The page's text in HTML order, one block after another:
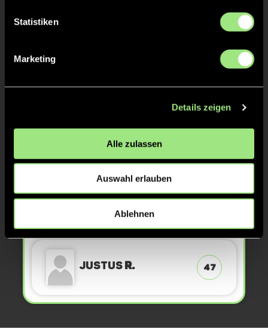
Statistiken
Marketing
Details zeigen
Alle zulassen
Auswahl erlauben
Ablehnen
JonathanB. 96
TOR 1:0, FELDTOR
JustusR. 47